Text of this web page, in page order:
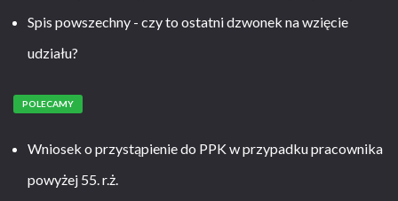
Spis powszechny - czy to ostatni dzwonek na wzięcie
udziału?
POLECAMY
Wniosek o przystąpienie do PPK w przypadku pracownika
powyżej 55. r.ż.